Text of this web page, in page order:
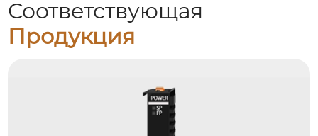
Соответствующая
Продукция